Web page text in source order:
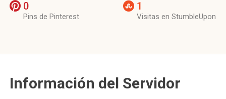
0
Pins de Pinterest
1
Visitas en StumbleUpon
Información del Servidor